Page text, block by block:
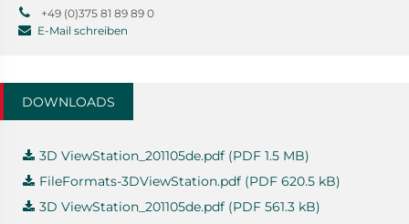
+49 (0)375 81 89 89 0
E-Mail schreiben
DOWNLOADS
3D ViewStation_201105de.pdf (PDF 1.5 MB)
FileFormats-3DViewStation.pdf (PDF 620.5 kB)
3D ViewStation_201105de.pdf (PDF 561.3 kB)